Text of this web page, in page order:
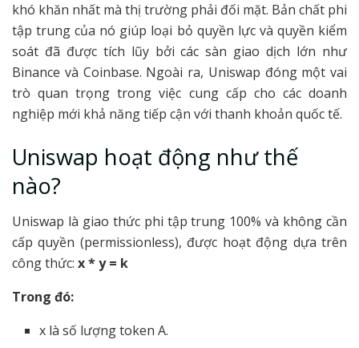
khó khăn nhất mà thị trường phải đối mặt. Bản chất phi
tập trung của nó giúp loại bỏ quyền lực và quyền kiểm
soát đã được tích lũy bởi các sàn giao dịch lớn như
Binance và Coinbase. Ngoài ra, Uniswap đóng một vai
trò quan trọng trong việc cung cấp cho các doanh
nghiệp mới khả năng tiếp cận với thanh khoản quốc tế.
Uniswap hoạt động như thế
nào?
Uniswap là giao thức phi tập trung 100% và không cần
cấp quyền (permissionless), được hoạt động dựa trên
công thức: x * y = k
Trong đó:
x là số lượng token A.